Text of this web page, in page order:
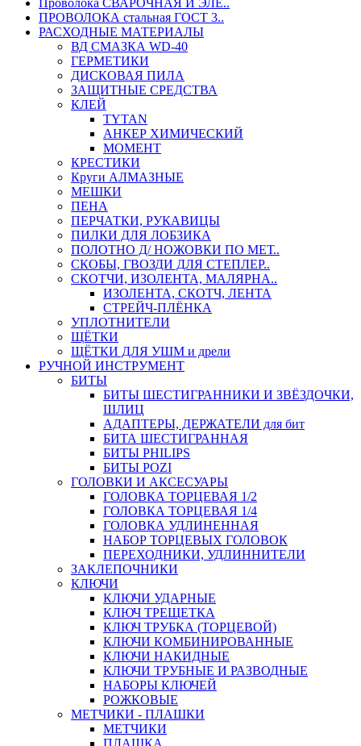
Проволока СВАРОЧНАЯ И ЭЛЕ..
ПРОВОЛОКА стальная ГОСТ 3..
РАСХОДНЫЕ МАТЕРИАЛЫ
ВД СМАЗКА WD-40
ГЕРМЕТИКИ
ДИСКОВАЯ ПИЛА
ЗАЩИТНЫЕ СРЕДСТВА
КЛЕЙ
TYTAN
АНКЕР ХИМИЧЕСКИЙ
МОМЕНТ
КРЕСТИКИ
Круги АЛМАЗНЫЕ
МЕШКИ
ПЕНА
ПЕРЧАТКИ, РУКАВИЦЫ
ПИЛКИ ДЛЯ ЛОБЗИКА
ПОЛОТНО Д/ НОЖОВКИ ПО МЕТ..
СКОБЫ, ГВОЗДИ ДЛЯ СТЕПЛЕР..
СКОТЧИ, ИЗОЛЕНТА, МАЛЯРНА..
ИЗОЛЕНТА, СКОТЧ, ЛЕНТА
СТРЕЙЧ-ПЛЁНКА
УПЛОТНИТЕЛИ
ЩЁТКИ
ЩЁТКИ ДЛЯ УШМ и дрели
РУЧНОЙ ИНСТРУМЕНТ
БИТЫ
БИТЫ ШЕСТИГРАННИКИ И ЗВЁЗДОЧКИ,
ШЛИЦ
АДАПТЕРЫ, ДЕРЖАТЕЛИ для бит
БИТА ШЕСТИГРАННАЯ
БИТЫ PHILIPS
БИТЫ POZI
ГОЛОВКИ И АКСЕСУАРЫ
ГОЛОВКА ТОРЦЕВАЯ 1/2
ГОЛОВКА ТОРЦЕВАЯ 1/4
ГОЛОВКА УДЛИНЕННАЯ
НАБОР ТОРЦЕВЫХ ГОЛОВОК
ПЕРЕХОДНИКИ, УДЛИННИТЕЛИ
ЗАКЛЕПОЧНИКИ
КЛЮЧИ
КЛЮЧИ УДАРНЫЕ
КЛЮЧ ТРЕЩЕТКА
КЛЮЧ ТРУБКА (ТОРЦЕВОЙ)
КЛЮЧИ КОМБИНИРОВАННЫЕ
КЛЮЧИ НАКИДНЫЕ
КЛЮЧИ ТРУБНЫЕ И РАЗВОДНЫЕ
НАБОРЫ КЛЮЧЕЙ
РОЖКОВЫЕ
МЕТЧИКИ - ПЛАШКИ
МЕТЧИКИ
ПЛАШКА